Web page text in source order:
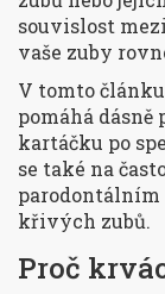
souvislost
vaše zuby
V tomto
pomáhá
kartáčku po
se také na
parodontálním
křivých zubů.
Proč